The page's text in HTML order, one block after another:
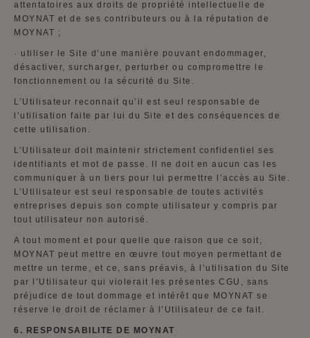
attentatoires aux droits de propriété intellectuelle de
MOYNAT et de ses contributeurs ou à la réputation de
MOYNAT ;
· utiliser le Site d’une manière pouvant endommager,
désactiver, surcharger, perturber ou compromettre le
fonctionnement ou la sécurité du Site.
L’Utilisateur reconnait qu’il est seul responsable de
l’utilisation faite par lui du Site et des conséquences de
cette utilisation.
L’Utilisateur doit maintenir strictement confidentiel ses
identifiants et mot de passe. Il ne doit en aucun cas les
communiquer à un tiers pour lui permettre l’accès au Site.
L’Utilisateur est seul responsable de toutes activités
entreprises depuis son compte utilisateur y compris par
tout utilisateur non autorisé.
A tout moment et pour quelle que raison que ce soit,
MOYNAT peut mettre en œuvre tout moyen permettant de
mettre un terme, et ce, sans préavis, à l’utilisation du Site
par l’Utilisateur qui violerait les présentes CGU, sans
préjudice de tout dommage et intérêt que MOYNAT se
réserve le droit de réclamer à l’Utilisateur de ce fait.
6. RESPONSABILITE DE MOYNAT